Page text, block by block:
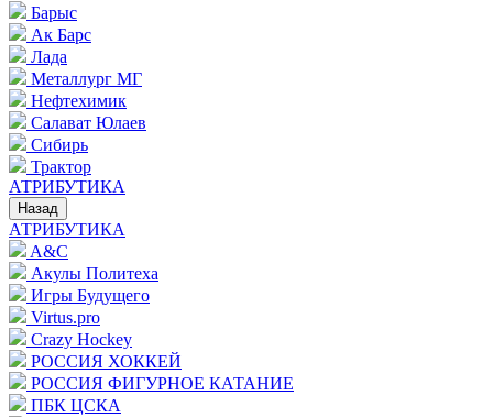
Барыс
Ак Барс
Лада
Металлург МГ
Нефтехимик
Салават Юлаев
Сибирь
Трактор
АТРИБУТИКА
Назад
АТРИБУТИКА
A&C
Акулы Политеха
Игры Будущего
Virtus.pro
Crazy Hockey
РОССИЯ ХОККЕЙ
РОССИЯ ФИГУРНОЕ КАТАНИЕ
ПБК ЦСКА